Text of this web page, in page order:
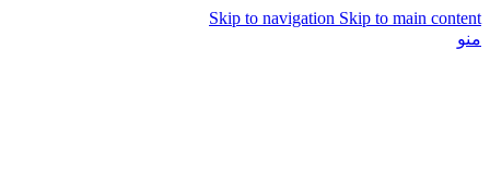
Skip to navigation Skip to main content
منو